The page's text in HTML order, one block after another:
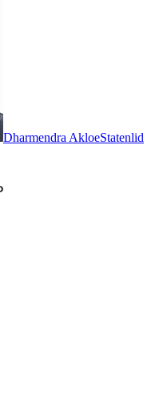
Dharmendra AkloeStatenlid